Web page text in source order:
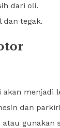
dari oli.
dan tegak.
menjadi
dan
gunakan